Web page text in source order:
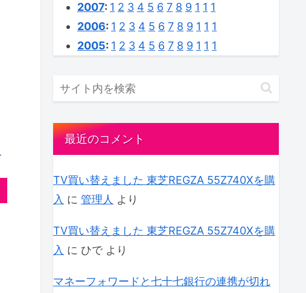
2007: 1 2 3 4 5 6 7 8 9 1 1 1
2006: 1 2 3 4 5 6 7 8 9 1 1 1
2005: 1 2 3 4 5 6 7 8 9 1 1 1
最近のコメント
TV買い替えました 東芝REGZA 55Z740Xを購
入 に 管理人 より
TV買い替えました 東芝REGZA 55Z740Xを購
入 に ひでより
マネーフォワードと七十七銀行の連携が切れ